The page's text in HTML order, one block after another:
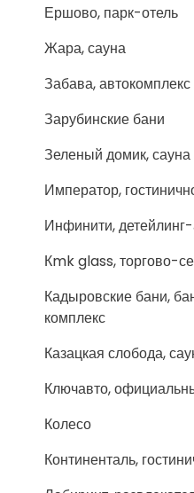
Ершово, парк-отель
Жара, сауна
Забава, автокомплекс
Зарубинские бани
Зеленый домик, сауна
Император,
Инфинити,
Кmk glass, торгово-
Кадыровские бани,
комплекс
Казацкая слобода,
Ключавто,
Колесо
Континенталь,